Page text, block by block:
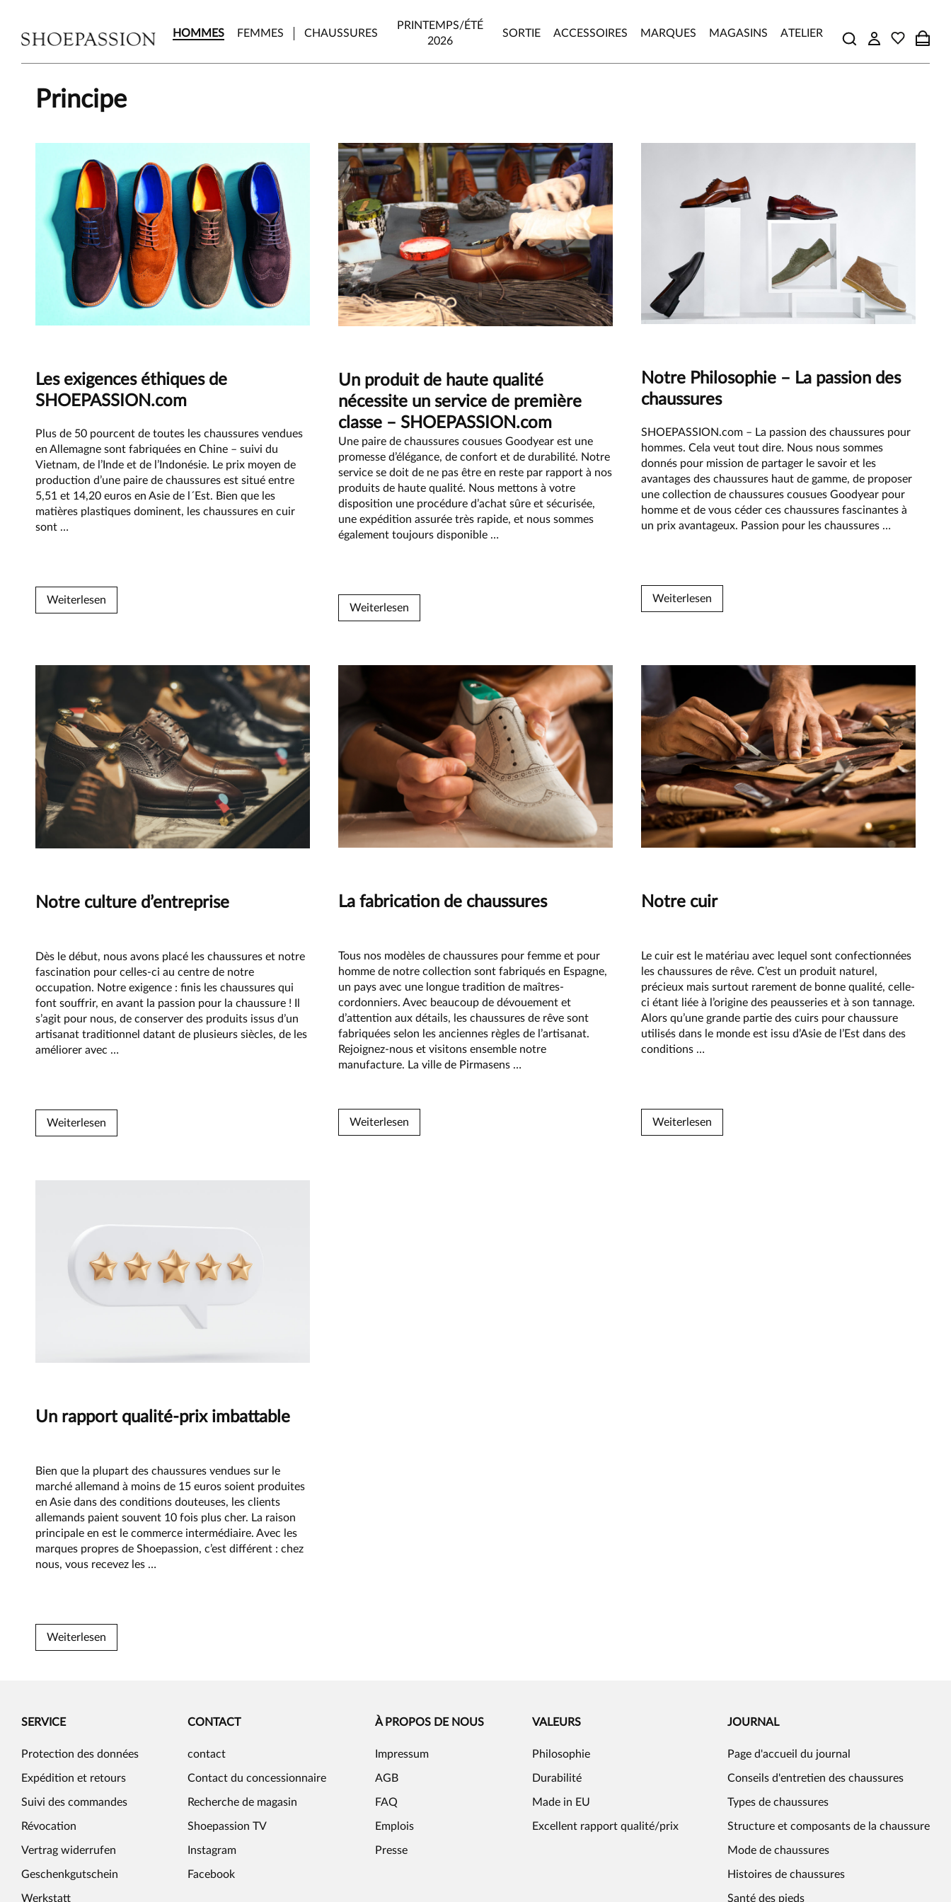
HOMMES FEMMES CHAUSSURES
PRINTEMPS/ÉTÉ
2026
SORTIE ACCESSOIRES MARQUES MAGASINS ATELIER
Principe
Les exigences éthiques de
SHOEPASSION.com
Plus de 50 pourcent de toutes les chaussures vendues
en Allemagne sont fabriquées en Chine – suivi du
Vietnam, de l’Inde et de l’Indonésie. Le prix moyen de
production d’une paire de chaussures est situé entre
5,51 et 14,20 euros en Asie de l´Est. Bien que les
matières plastiques dominent, les chaussures en cuir
sont …
SHOEPASSION.com
Weiterlesen
Un produit de haute qualité
nécessite un service de première
classe – SHOEPASSION.com
Une paire de chaussures cousues Goodyear est une
promesse d’élégance, de confort et de durabilité. Notre
service se doit de ne pas être en reste par rapport à nos
produits de haute qualité. Nous mettons à votre
disposition une procédure d’achat sûre et sécurisée,
une expédition assurée très rapide, et nous sommes
également toujours disponible …
première
classe
–
SHOEPASSION.com
Weiterlesen
Notre Philosophie – La passion des
chaussures
SHOEPASSION.com – La passion des chaussures pour
hommes. Cela veut tout dire. Nous nous sommes
donnés pour mission de partager le savoir et les
avantages des chaussures haut de gamme, de proposer
une collection de chaussures cousues Goodyear pour
homme et de vous céder ces chaussures fascinantes à
un prix avantageux. Passion pour les chaussures …
Weiterlesen
Notre culture d’entreprise
Dès le début, nous avons placé les chaussures et notre
fascination pour celles-ci au centre de notre
occupation. Notre exigence : finis les chaussures qui
font souffrir, en avant la passion pour la chaussure ! Il
s’agit pour nous, de conserver des produits issus d’un
artisanat traditionnel datant de plusieurs siècles, de les
améliorer avec …
Weiterlesen
La fabrication de chaussures
Tous nos modèles de chaussures pour femme et pour
homme de notre collection sont fabriqués en Espagne,
un pays avec une longue tradition de maîtres-
cordonniers. Avec beaucoup de dévouement et
d’attention aux détails, les chaussures de rêve sont
fabriquées selon les anciennes règles de l’artisanat.
Rejoignez-nous et visitons ensemble notre
manufacture. La ville de Pirmasens …
Weiterlesen
Notre cuir
Le cuir est le matériau avec lequel sont confectionnées
les chaussures de rêve. C’est un produit naturel,
précieux mais surtout rarement de bonne qualité, celle-
ci étant liée à l’origine des peausseries et à son tannage.
Alors qu’une grande partie des cuirs pour chaussure
utilisés dans le monde est issu d’Asie de l’Est dans des
conditions …
Weiterlesen
Un rapport qualité-prix imbattable
Bien que la plupart des chaussures vendues sur le
marché allemand à moins de 15 euros soient produites
en Asie dans des conditions douteuses, les clients
allemands paient souvent 10 fois plus cher. La raison
principale en est le commerce intermédiaire. Avec les
marques propres de Shoepassion, c’est différent : chez
nous, vous recevez les …
Weiterlesen
SERVICE
Protection des données
Expédition et retours
Suivi des commandes
Révocation
Vertrag widerrufen
Geschenkgutschein
Werkstatt
CONTACT
contact
Contact du concessionnaire
Recherche de magasin
Shoepassion TV
Instagram
Facebook
À PROPOS DE NOUS
Impressum
AGB
FAQ
Emplois
Presse
VALEURS
Philosophie
Durabilité
Made in EU
Excellent rapport qualité/prix
JOURNAL
Page d'accueil du journal
Conseils d'entretien des chaussures
Types de chaussures
Structure et composants de la chaussure
Mode de chaussures
Histoires de chaussures
Santé des pieds